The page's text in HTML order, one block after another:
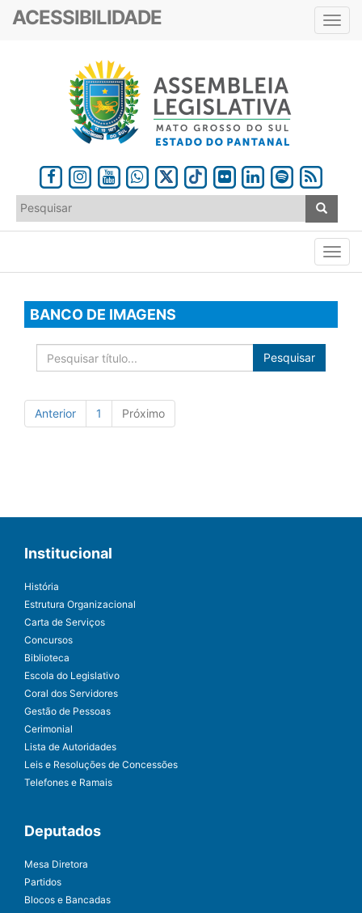
ACESSIBILIDADE
BANCO DE IMAGENS
Pesquisar
Anterior 1 Próximo
Institucional
História
Estrutura Organizacional
Carta de Serviços
Concursos
Biblioteca
Escola do Legislativo
Coral dos Servidores
Gestão de Pessoas
Cerimonial
Lista de Autoridades
Leis e Resoluções de Concessões
Telefones e Ramais
Deputados
Mesa Diretora
Partidos
Blocos e Bancadas